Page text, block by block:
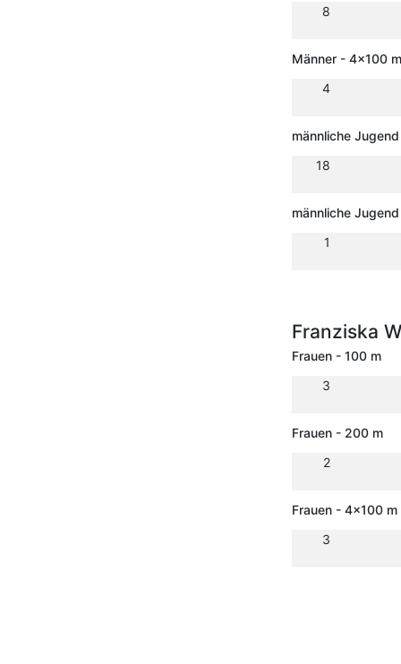
8
Männer - 4x100
4
männliche
18
männliche
1
Franziska
Frauen - 100 m
3
Frauen - 200 m
2
Frauen - 4x100
3